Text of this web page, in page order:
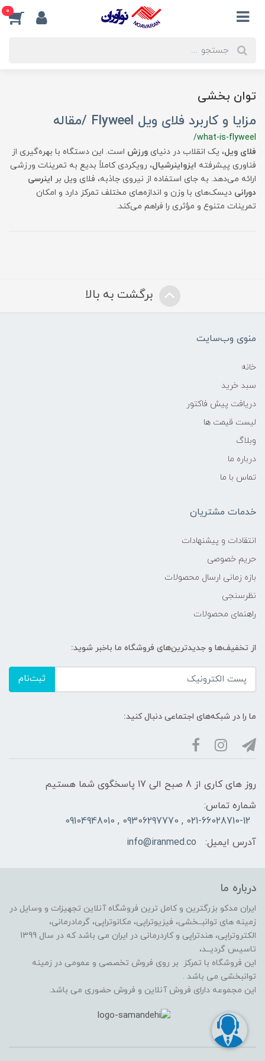
0
توان بخشی
مزایا و کاربرد فلای ویل Flyweel /مقاله
/what-is-flyweel
فلای ویل، یک انقلاب در دنیای ورزش است. این دستگاه با بهره‌گیری از
فناوری پیشرفته ایزواینرشیال، رویکردی کاملاً بدیع به تمرینات ورزشی
ارائه می‌دهد. به جای استفاده از نیروی جاذبه، فلای ویل بر اینرسی
دورانی دیسک‌های با وزن و اندازه‌های مختلف تمرکز دارد و امکان
تمرینات متنوع و مؤثری را فراهم می‌کند.
برگشت به بالا
منوی وب‌سایت
خانه
سبد خرید
دریافت پیش فاکتور
لیست قیمت ها
وبلاگ
درباره ما
تماس با ما
خدمات مشتریان
انتقادات و پیشنهادات
حریم خصوصی
بازه زمانی ارسال محصولات
نظرسنجی
راهنمای محصولات
از تخفیف‌ها و جدیدترین‌های فروشگاه ما باخبر شوید:
ثبت‌نام
ما را در شبکه‌های اجتماعی دنبال کنید:
روز های کاری از 8 صبح الی 17 پاسخگوی شما هستیم
شماره تماس:
021-66028710-12 , 09306297770 , 09104948010
آدرس ایمیل:
info@iranmed.co
درباره ما
ایران مدکو بزرگترین و کامل ترین فروشگاه آنلاین تجهیزات و وسایل در
زمینه های توانبــخشی، فیزیوتراپی، مکانوتراپی، گرمادرمانی،
الکتروتراپی، هندتراپی و کاردرمانی در ایران می باشد که در سال 1399
تاسیس گردیــد،
این فروشگاه با تمرکز بر روی فروش تخصصی و عمومی در زمینه
توانبخشی می باشد .
این مجموعه دارای فروش آنلاین و فروش حضوری می باشد.